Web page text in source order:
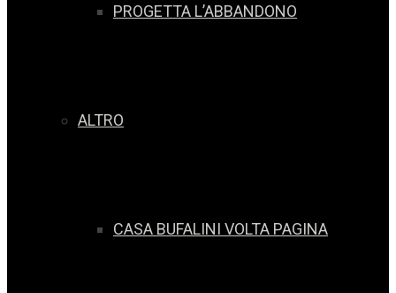
PROGETTA L’ABBANDONO
ALTRO
CASA BUFALINI VOLTA PAGINA